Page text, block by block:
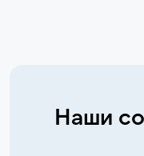
Наши